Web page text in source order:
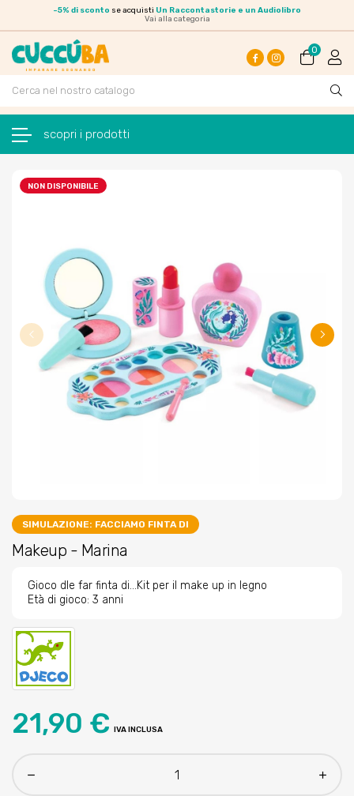
-5% di sconto se acquisti Un Raccontastorie e un Audiolibro
Vai alla categoria
FacebookInstagram
0
NON DISPONIBILE
SIMULAZIONE: FACCIAMO FINTA DI
Makeup - Marina
Gioco dle far finta di...Kit per il make up in legno
Età di gioco: 3 anni
21,90 € IVA INCLUSA